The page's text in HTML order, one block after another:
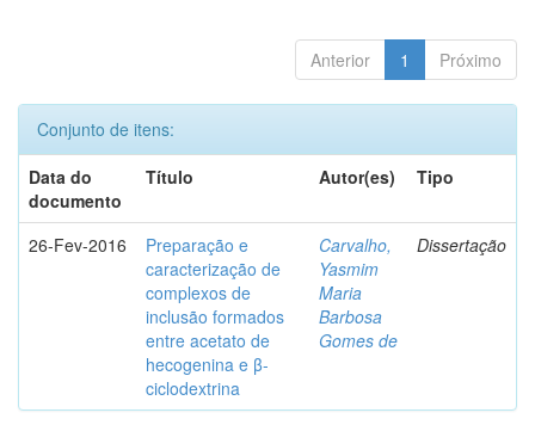
Anterior 1 Próximo
Conjunto de itens:
Data do
documento
Título Autor(es) Tipo
26-Fev-2016
Preparação e
caracterização de
complexos de
inclusão formados
entre acetato de
hecogenina e β-
ciclodextrina
Carvalho,
Yasmim
Maria
Barbosa
Gomes de
Dissertação